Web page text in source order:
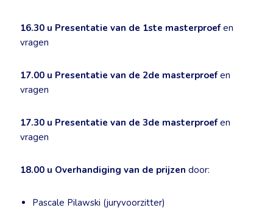
16.30 u Presentatie van de 1ste masterproefen
vragen
17.00 u Presentatie van de 2de masterproefen
vragen
17.30 u Presentatie van de 3de masterproefen
vragen
18.00 u Overhandiging van de prijzen door:
Pascale Pilawski (juryvoorzitter)